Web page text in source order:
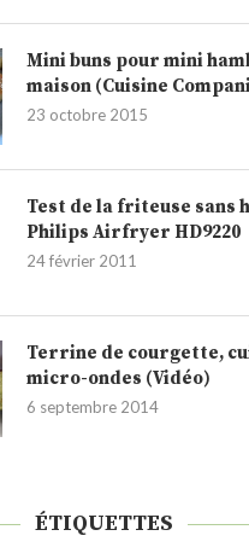
Mini buns pour mini
maison (Cuisine
23 octobre 2015
Test de la friteuse sans
Philips Airfryer HD9220
24 février 2011
Terrine de courgette,
micro-ondes (Vidéo)
6 septembre 2014
ÉTIQUETTES